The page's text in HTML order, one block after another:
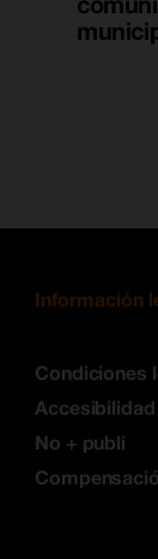
Información
Condiciones
Accesibilidad
No + publi